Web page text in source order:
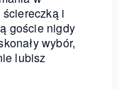
i
goście nigdy
wybór,
lubisz